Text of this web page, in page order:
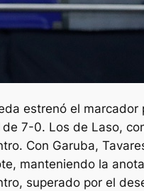
estrenó el
de 7-0. Los de Laso,
Con Garuba,
manteniendo la
superado por el